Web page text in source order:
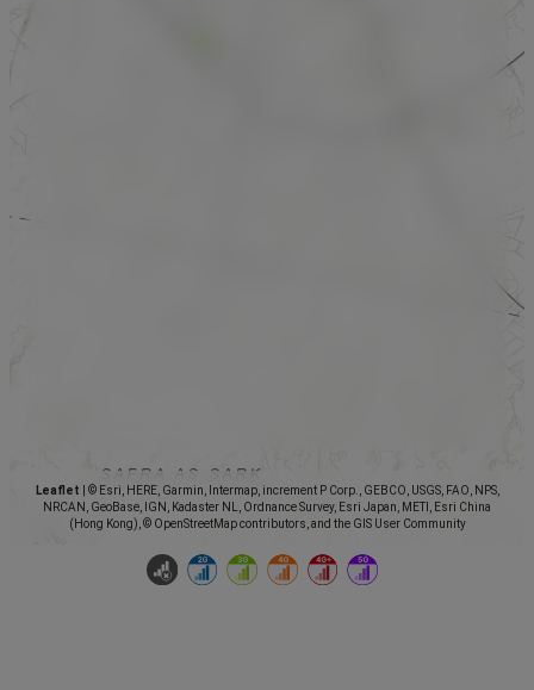
Leaflet
© Esri, HERE, Garmin, Intermap, increment P Corp., GEBCO, USGS, FAO, NPS,
NRCAN, GeoBase, IGN, Kadaster NL, Ordnance Survey, Esri Japan, METI, Esri China
(Hong Kong), © OpenStreetMap contributors, and the GIS User Community